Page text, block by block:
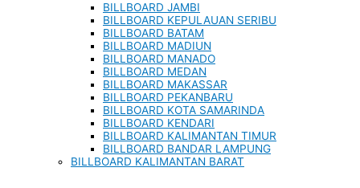
BILLBOARD JAMBI
BILLBOARD KEPULAUAN SERIBU
BILLBOARD BATAM
BILLBOARD MADIUN
BILLBOARD MANADO
BILLBOARD MEDAN
BILLBOARD MAKASSAR
BILLBOARD PEKANBARU
BILLBOARD KOTA SAMARINDA
BILLBOARD KENDARI
BILLBOARD KALIMANTAN TIMUR
BILLBOARD BANDAR LAMPUNG
BILLBOARD KALIMANTAN BARAT